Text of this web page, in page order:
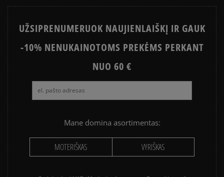
UŽSIPRENUMERUOK NAUJIENLAIŠKĮ IR GAUK
-10% NENUKAINOTOMS PREKĖMS PERKANT
NUO 60 €
Mane domina asortimentas:
MOTERIŠKAS VYRIŠKAS